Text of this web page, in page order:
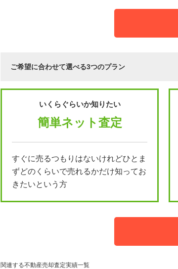
ご希望に合わせて選べる3つのプラン
いくらぐらいか知りたい
簡単ネット査定
すぐに売るつもりはないけれどひとま
ずどのくらいで売れるかだけ知ってお
きたいという方
関連する不動産売却査定実績一覧